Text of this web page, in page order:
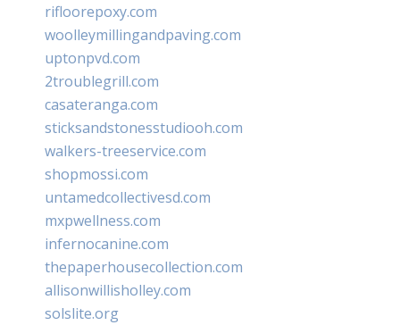
rifloorepoxy.com
woolleymillingandpaving.com
uptonpvd.com
2troublegrill.com
casateranga.com
sticksandstonesstudiooh.com
walkers-treeservice.com
shopmossi.com
untamedcollectivesd.com
mxpwellness.com
infernocanine.com
thepaperhousecollection.com
allisonwillisholley.com
solslite.org